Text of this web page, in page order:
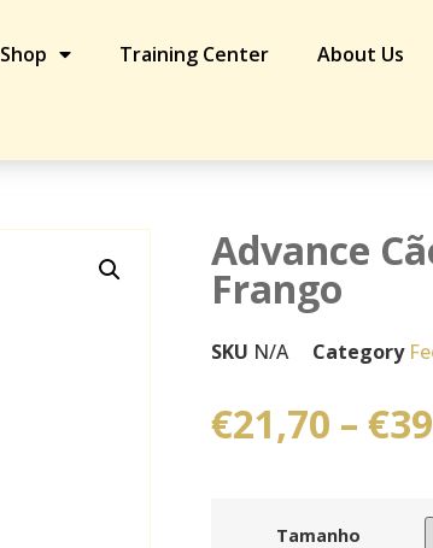
Shop Training Center About Us
Advance
Frango
SKU N/A Category
€21,70 – €
Tamanho